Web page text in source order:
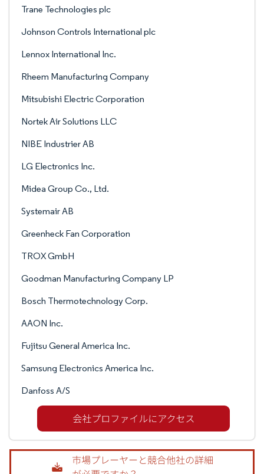
Trane Technologies plc
Johnson Controls International plc
Lennox International Inc.
Rheem Manufacturing Company
Mitsubishi Electric Corporation
Nortek Air Solutions LLC
NIBE Industrier AB
LG Electronics Inc.
Midea Group Co., Ltd.
Systemair AB
Greenheck Fan Corporation
TROX GmbH
Goodman Manufacturing Company LP
Bosch Thermotechnology Corp.
AAON Inc.
Fujitsu General America Inc.
Samsung Electronics America Inc.
Danfoss A/S